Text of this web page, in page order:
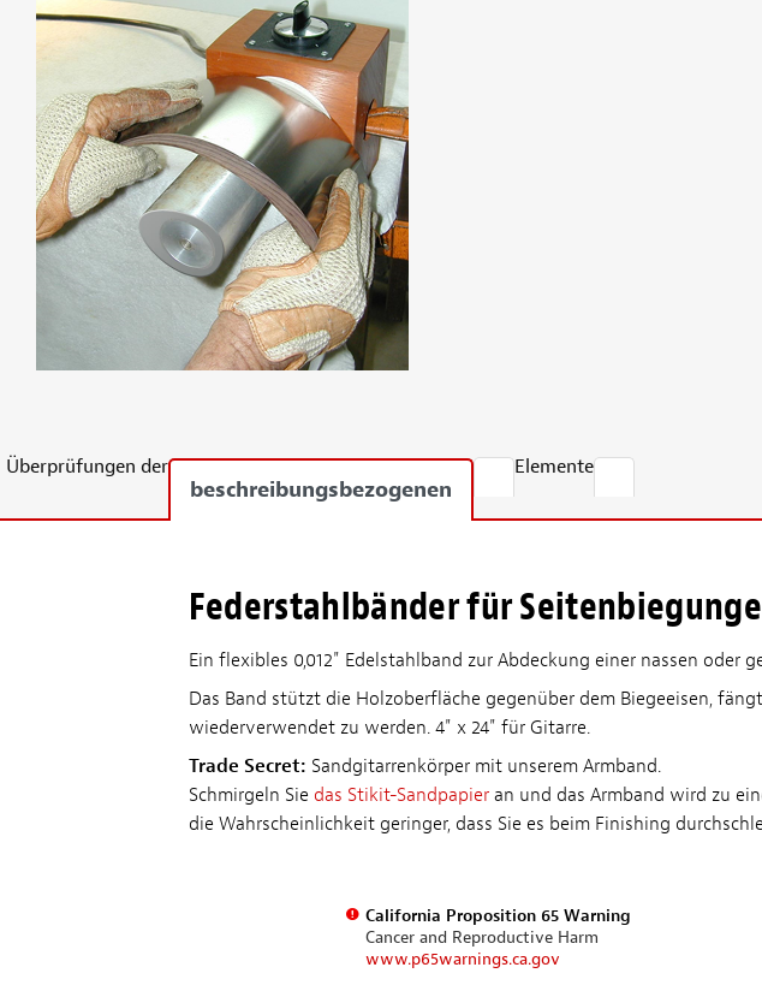
Überprüfungen der
beschreibungsbezogenen
Elemente
Federstahlbänder für
Ein flexibles 0,012" Edelstahlband zur Abdeckung einer nassen
Das Band stützt die Holzoberfläche gegenüber dem Biegeeisen,
wiederverwendet zu werden. 4" x 24" für Gitarre.
Trade Secret: Sandgitarrenkörper mit unserem Armband.
Schmirgeln Sie das Stikit-Sandpapieran und das Armband wird zu
die Wahrscheinlichkeit geringer, dass Sie es beim Finishing
California Proposition 65 Warning
Cancer and Reproductive Harm
www.p65warnings.ca.gov